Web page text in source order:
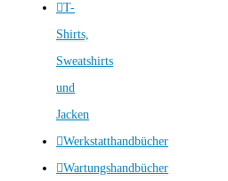
T-
Shirts,
Sweatshirts
und
Jacken
Werkstatthandbücher
Wartungshandbücher